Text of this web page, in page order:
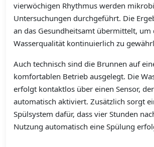
vierwöchigen Rhythmus werden
Untersuchungen durchgeführt. Die
an das Gesundheitsamt übermittelt, um
Wasserqualität kontinuierlich zu
Auch technisch sind die Brunnen auf
komfortablen Betrieb ausgelegt. Die
erfolgt kontaktlos über einen Sensor,
automatisch aktiviert. Zusätzlich sorgt
Spülsystem dafür, dass vier Stunden
Nutzung automatisch eine Spülung